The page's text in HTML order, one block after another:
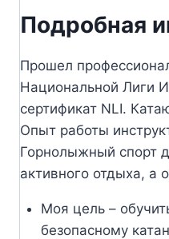
Подробная
Прошел
Национальной Лиги
сертификат NLI.
Опыт работы
Горнолыжный спорт
активного отдыха, а
Моя цель –
безопасному